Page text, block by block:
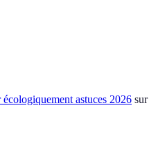
écologiquement astuces 2026 sur